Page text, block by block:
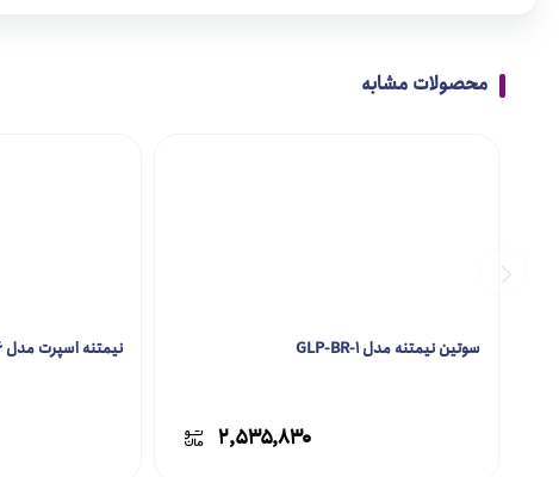
محصولات مشابه
سوتین نیمتنه مدل GLP-BR-1
۲,۵۳۵,۸۳۰
نیمتنه اسپرت مدل GLP-BR-6